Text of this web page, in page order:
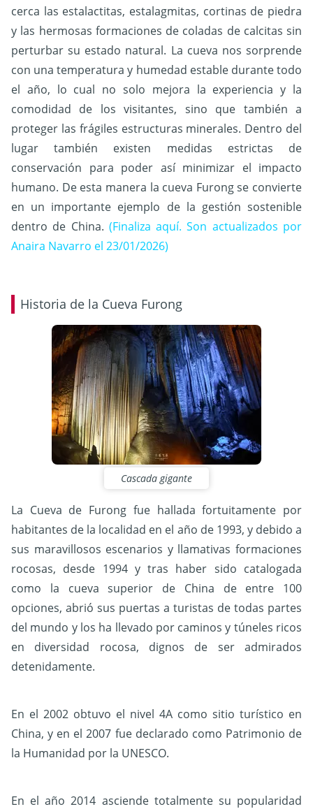
cerca las estalactitas, estalagmitas, cortinas de piedra
y las hermosas formaciones de coladas de calcitas sin
perturbar su estado natural. La cueva nos sorprende
con una temperatura y humedad estable durante todo
el año, lo cual no solo mejora la experiencia y la
comodidad de los visitantes, sino que también a
proteger las frágiles estructuras minerales. Dentro del
lugar también existen medidas estrictas de
conservación para poder así minimizar el impacto
humano. De esta manera la cueva Furong se convierte
en un importante ejemplo de la gestión sostenible
dentro de China. (Finaliza aquí. Son actualizados por
Anaira Navarro el 23/01/2026)
Historia de la Cueva Furong
Cascada gigante
La Cueva de Furong fue hallada fortuitamente por
habitantes de la localidad en el año de 1993, y debido a
sus maravillosos escenarios y llamativas formaciones
rocosas, desde 1994 y tras haber sido catalogada
como la cueva superior de China de entre 100
opciones, abrió sus puertas a turistas de todas partes
del mundo y los ha llevado por caminos y túneles ricos
en diversidad rocosa, dignos de ser admirados
detenidamente.
En el 2002 obtuvo el nivel 4A como sitio turístico en
China, y en el 2007 fue declarado como Patrimonio de
la Humanidad por la UNESCO.
En el año 2014 asciende totalmente su popularidad